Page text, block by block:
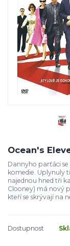
Ocean's
Dannyho parťáci
komedie. Uplynuly
najednou hned tři
Clooney) má nový
kteří se skrývají na
Dostupnost